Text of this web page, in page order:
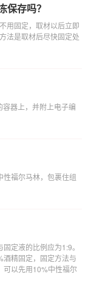
保存吗？
用固定，取材以后立即
法是取材后尽快固定处
器上，并附上电子编
福尔马林，包裹住组
定液的比例应为1:9。
精固定，固定方法与
可以先用10%中性福尔